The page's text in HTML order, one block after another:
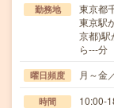
勤務地
東京都
東京駅
京都)駅
ら---分
曜日頻度 月～金
時間 10:00-